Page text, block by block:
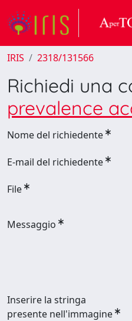
IRIS 2318/131566
Richiedi una
prevalence
Nome del richiedente
E-mail del richiedente
File
Messaggio
Inserire la stringa
presente nell'immagine